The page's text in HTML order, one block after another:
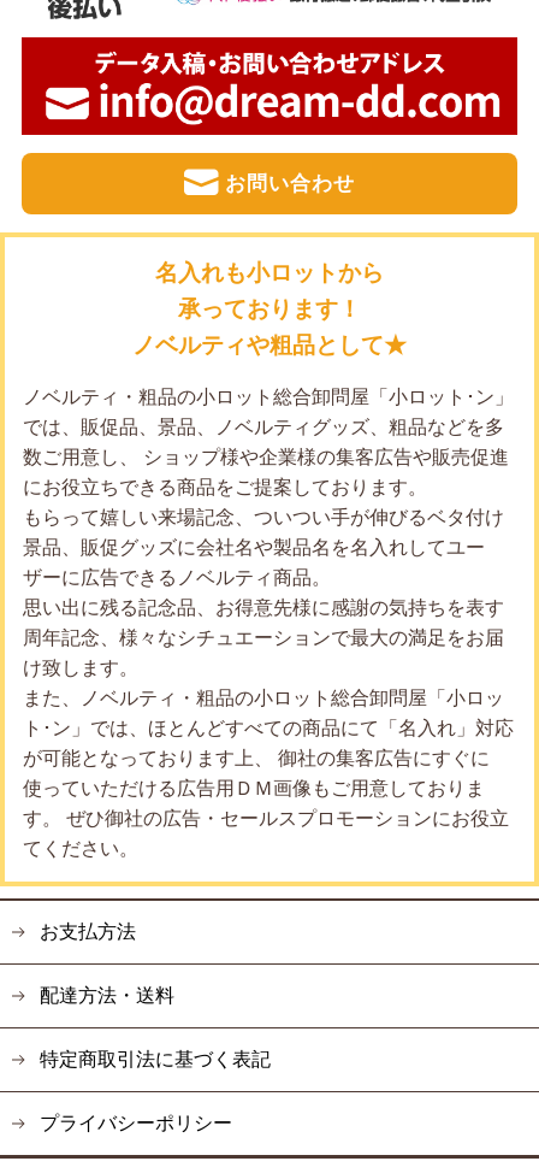
お問い合わせ
名入れも小ロットから
承っております！
ノベルティや粗品として★
ノベルティ・粗品の小ロット総合卸問屋「小ロット･ン」
では、販促品、景品、ノベルティグッズ、粗品などを多
数ご用意し、 ショップ様や企業様の集客広告や販売促進
にお役立ちできる商品をご提案しております。
もらって嬉しい来場記念、ついつい手が伸びるベタ付け
景品、販促グッズに会社名や製品名を名入れしてユー
ザーに広告できるノベルティ商品。
思い出に残る記念品、お得意先様に感謝の気持ちを表す
周年記念、様々なシチュエーションで最大の満足をお届
け致します。
また、ノベルティ・粗品の小ロット総合卸問屋「小ロッ
ト･ン」では、ほとんどすべての商品にて「名入れ」対応
が可能となっております上、 御社の集客広告にすぐに
使っていただける広告用ＤＭ画像もご用意しておりま
す。 ぜひ御社の広告・セールスプロモーションにお役立
てください。
お支払方法
配達方法・送料
特定商取引法に基づく表記
プライバシーポリシー